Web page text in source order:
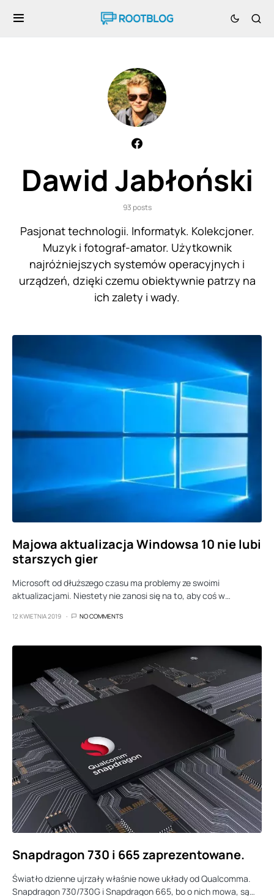
Dawid Jabłoński
93 posts
Pasjonat technologii. Informatyk. Kolekcjoner.
Muzyk i fotograf-amator. Użytkownik
najróżniejszych systemów operacyjnych i
urządzeń, dzięki czemu obiektywnie patrzy na
ich zalety i wady.
Majowa aktualizacja Windowsa 10 nie lubi
starszych gier
Microsoft od dłuższego czasu ma problemy ze swoimi
aktualizacjami. Niestety nie zanosi się na to, aby coś w…
12 KWIETNIA 2019 NO COMMENTS
Snapdragon 730 i 665 zaprezentowane.
Światło dzienne ujrzały właśnie nowe układy od Qualcomma.
Snapdragon 730/730G i Snapdragon 665, bo o nich mowa, są…